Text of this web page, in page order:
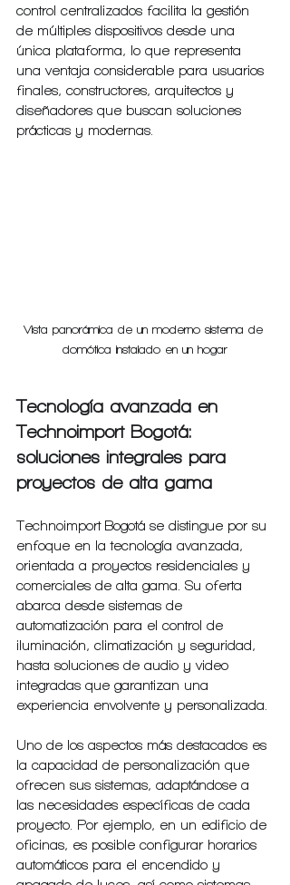
control centralizados facilita la gestión
de múltiples dispositivos desde una
única plataforma, lo que representa
una ventaja considerable para usuarios
finales, constructores, arquitectos y
diseñadores que buscan soluciones
prácticas y modernas.
Vista panorámica de un moderno sistema de
domótica instalado en un hogar
Tecnología avanzada en
Technoimport Bogotá:
soluciones integrales para
proyectos de alta gama
Technoimport Bogotá se distingue por su
enfoque en la tecnología avanzada,
orientada a proyectos residenciales y
comerciales de alta gama. Su oferta
abarca desde sistemas de
automatización para el control de
iluminación, climatización y seguridad,
hasta soluciones de audio y video
integradas que garantizan una
experiencia envolvente y personalizada.
Uno de los aspectos más destacados es
la capacidad de personalización que
ofrecen sus sistemas, adaptándose a
las necesidades específicas de cada
proyecto. Por ejemplo, en un edificio de
oficinas, es posible configurar horarios
automáticos para el encendido y